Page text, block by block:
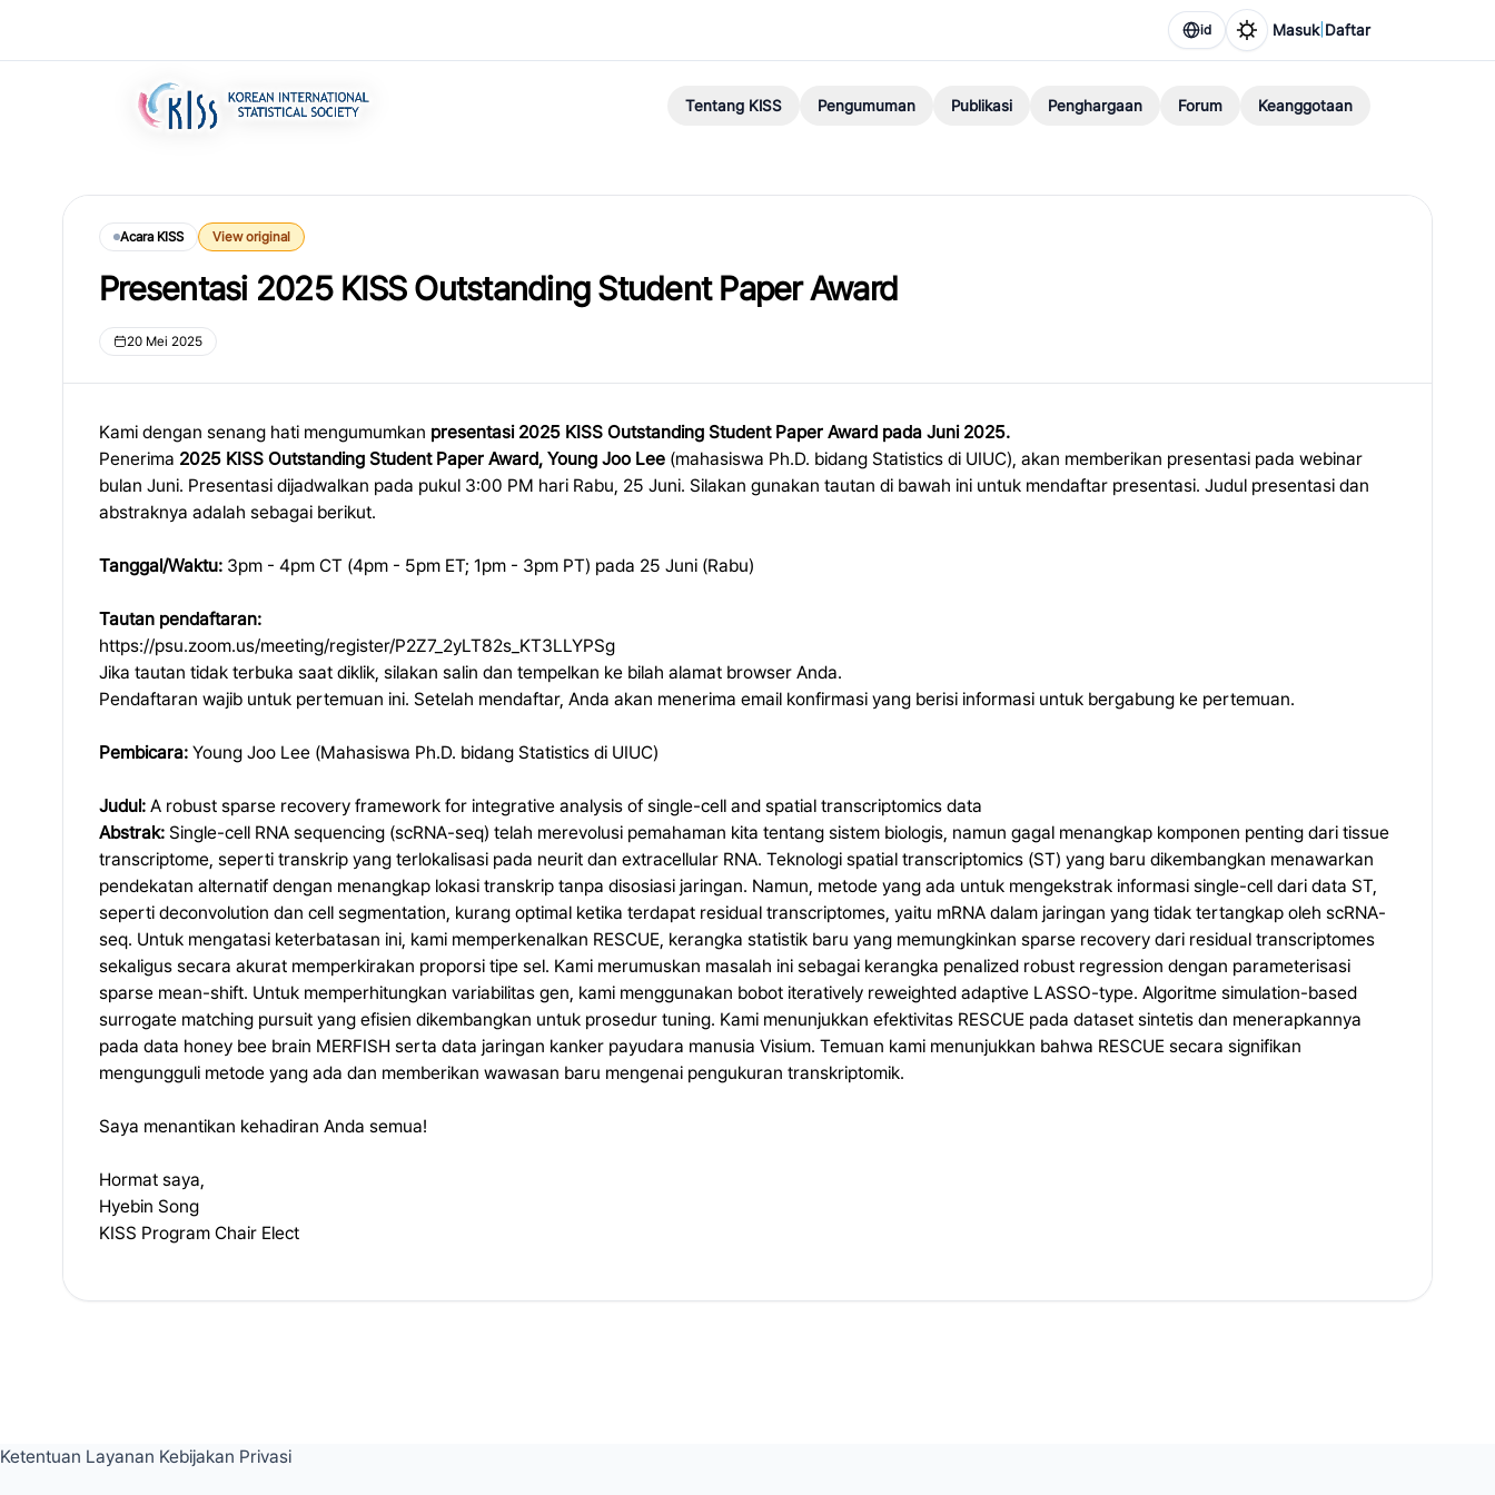
id Masuk| Daftar
Tentang KISS Pengumuman Publikasi Penghargaan Forum Keanggotaan
Acara KISS View original
Presentasi 2025 KISS Outstanding Student Paper Award
20 Mei 2025
Kami dengan senang hati mengumumkan presentasi 2025 KISS Outstanding Student Paper Award pada Juni 2025.
Penerima 2025 KISS Outstanding Student Paper Award, Young Joo Lee (mahasiswa Ph.D. bidang Statistics di UIUC), akan memberikan presentasi pada webinar
bulan Juni. Presentasi dijadwalkan pada pukul 3:00 PM hari Rabu, 25 Juni. Silakan gunakan tautan di bawah ini untuk mendaftar presentasi. Judul presentasi dan
abstraknya adalah sebagai berikut.
Tanggal/Waktu: 3pm - 4pm CT (4pm - 5pm ET; 1pm - 3pm PT) pada 25 Juni (Rabu)
Tautan pendaftaran:
https://psu.zoom.us/meeting/register/P2Z7_2yLT82s_KT3LLYPSg
Jika tautan tidak terbuka saat diklik, silakan salin dan tempelkan ke bilah alamat browser Anda.
Pendaftaran wajib untuk pertemuan ini. Setelah mendaftar, Anda akan menerima email konfirmasi yang berisi informasi untuk bergabung ke pertemuan.
Pembicara: Young Joo Lee (Mahasiswa Ph.D. bidang Statistics di UIUC)
Judul: A robust sparse recovery framework for integrative analysis of single-cell and spatial transcriptomics data
Abstrak: Single-cell RNA sequencing (scRNA-seq) telah merevolusi pemahaman kita tentang sistem biologis, namun gagal menangkap komponen penting dari tissue
transcriptome, seperti transkrip yang terlokalisasi pada neurit dan extracellular RNA. Teknologi spatial transcriptomics (ST) yang baru dikembangkan menawarkan
pendekatan alternatif dengan menangkap lokasi transkrip tanpa disosiasi jaringan. Namun, metode yang ada untuk mengekstrak informasi single-cell dari data ST,
seperti deconvolution dan cell segmentation, kurang optimal ketika terdapat residual transcriptomes, yaitu mRNA dalam jaringan yang tidak tertangkap oleh scRNA-
seq. Untuk mengatasi keterbatasan ini, kami memperkenalkan RESCUE, kerangka statistik baru yang memungkinkan sparse recovery dari residual transcriptomes
sekaligus secara akurat memperkirakan proporsi tipe sel. Kami merumuskan masalah ini sebagai kerangka penalized robust regression dengan parameterisasi
sparse mean-shift. Untuk memperhitungkan variabilitas gen, kami menggunakan bobot iteratively reweighted adaptive LASSO-type. Algoritme simulation-based
surrogate matching pursuit yang efisien dikembangkan untuk prosedur tuning. Kami menunjukkan efektivitas RESCUE pada dataset sintetis dan menerapkannya
pada data honey bee brain MERFISH serta data jaringan kanker payudara manusia Visium. Temuan kami menunjukkan bahwa RESCUE secara signifikan
mengungguli metode yang ada dan memberikan wawasan baru mengenai pengukuran transkriptomik.
Saya menantikan kehadiran Anda semua!
Hormat saya,
Hyebin Song
KISS Program Chair Elect
Ketentuan Layanan Kebijakan Privasi